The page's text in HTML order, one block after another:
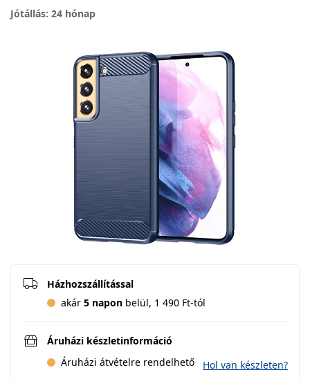
Jótállás: 24 hónap
Házhozszállítással
akár 5 napon belül, 1 490 Ft-tól
Áruházi készletinformáció
Áruházi átvételre rendelhető
Hol van készleten?